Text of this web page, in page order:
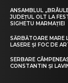
ANSAMBLUL
JUDEȚUL OLT LA
SIGHETU MARMAȚIEI
SĂRBĂTOARE MARE
LASERE ȘI FOC DE
SERBARE
CONSTANTIN ȘI